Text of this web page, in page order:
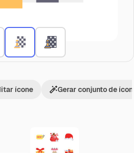
ícone Gerar conjunto de